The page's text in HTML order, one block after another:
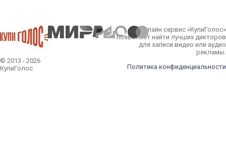
© 2013 - 2026
КупиГолос
Онлайн сервис «КупиГолос»
позволяет найти лучших дикторов
для записи видео или аудио
рекламы.
Политика конфиденциальности